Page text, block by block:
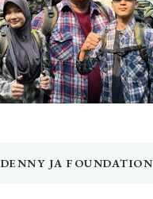
DENNY JA FOUNDATION